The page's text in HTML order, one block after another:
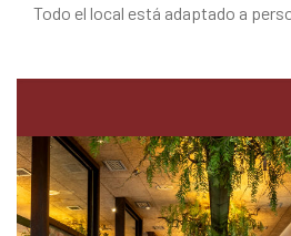
Todo el local está adaptado a